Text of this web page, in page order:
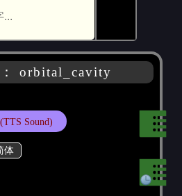
orbital_cavity
(TTS Sound)
体